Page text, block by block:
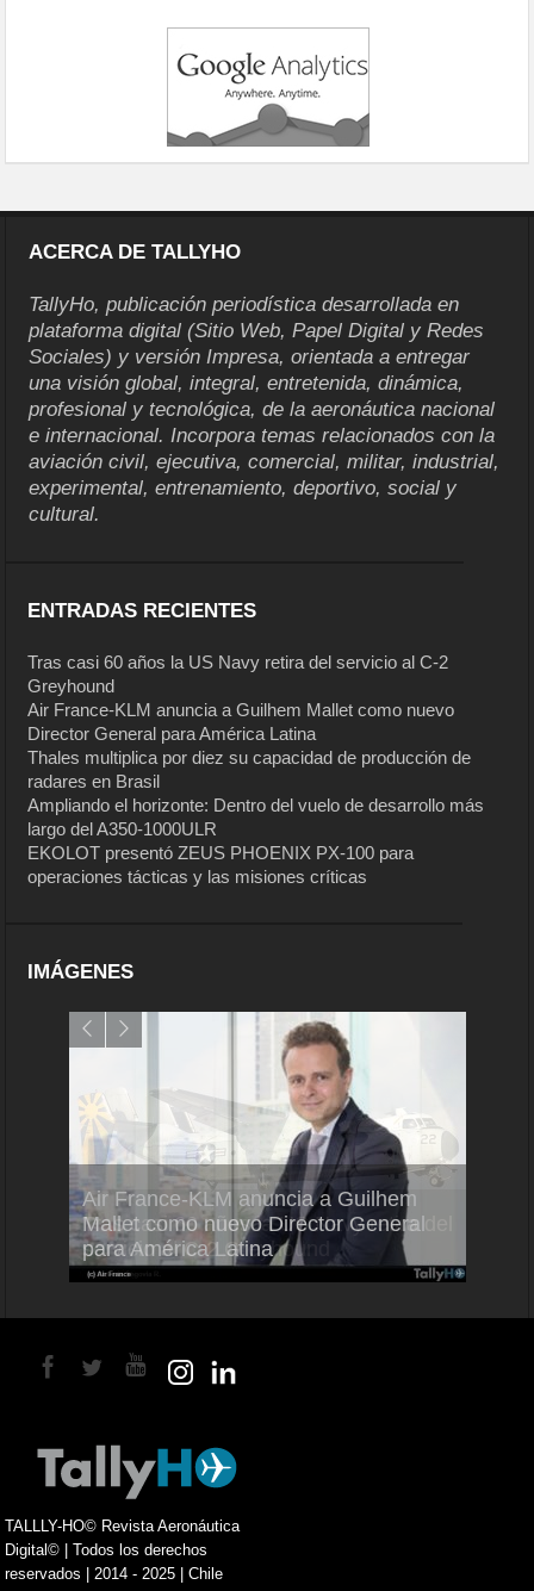
ACERCA DE TALLYHO
TallyHo, publicación periodística desarrollada en
plataforma digital (Sitio Web, Papel Digital y Redes
Sociales) y versión Impresa, orientada a entregar
una visión global, integral, entretenida, dinámica,
profesional y tecnológica, de la aeronáutica nacional
e internacional. Incorpora temas relacionados con la
aviación civil, ejecutiva, comercial, militar, industrial,
experimental, entrenamiento, deportivo, social y
cultural.
ENTRADAS RECIENTES
Tras casi 60 años la US Navy retira del servicio al C-2
Greyhound
Air France-KLM anuncia a Guilhem Mallet como nuevo
Director General para América Latina
Thales multiplica por diez su capacidad de producción de
radares en Brasil
Ampliando el horizonte: Dentro del vuelo de desarrollo más
largo del A350-1000ULR
EKOLOT presentó ZEUS PHOENIX PX-100 para
operaciones tácticas y las misiones críticas
IMÁGENES
Air France-KLM anuncia a Guilhem
Mallet como nuevo Director General
para América Latina
TALLLY-HO© Revista Aeronáutica
Digital© | Todos los derechos
reservados | 2014 - 2025 | Chile